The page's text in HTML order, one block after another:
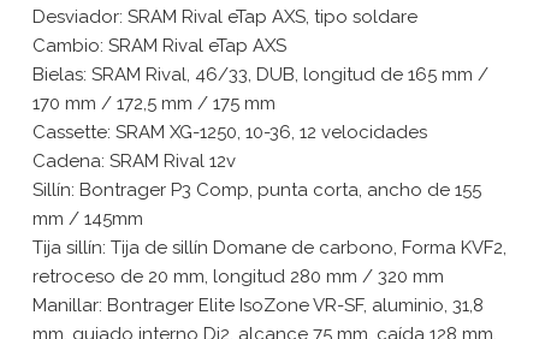
Desviador: SRAM Rival eTap AXS, tipo soldare
Cambio: SRAM Rival eTap AXS
Bielas: SRAM Rival, 46/33, DUB, longitud de 165 mm /
170 mm / 172,5 mm / 175 mm
Cassette: SRAM XG-1250, 10-36, 12 velocidades
Cadena: SRAM Rival 12v
Sillín: Bontrager P3 Comp, punta corta, ancho de 155
mm / 145mm
Tija sillín: Tija de sillín Domane de carbono, Forma KVF2,
retroceso de 20 mm, longitud 280 mm / 320 mm
Manillar: Bontrager Elite IsoZone VR-SF, aluminio, 31,8
mm, guiado interno Di2, alcance 75 mm, caída 128 mm,